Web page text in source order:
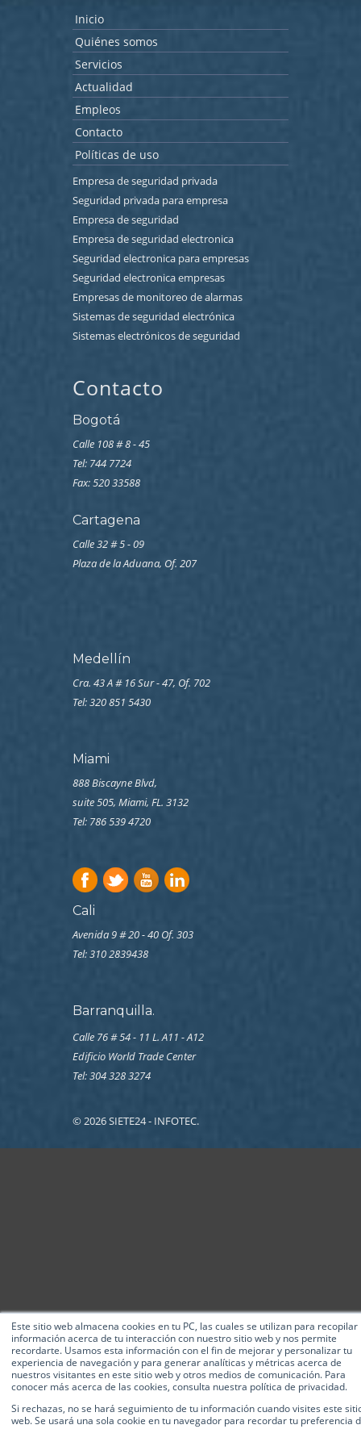
Este sitio web almacena cookies en tu PC, las cuales se utilizan para recopilar
información acerca de tu interacción con nuestro sitio web y nos permite
recordarte. Usamos esta información con el fin de mejorar y personalizar tu
experiencia de navegación y para generar analíticas y métricas acerca de
nuestros visitantes en este sitio web y otros medios de comunicación. Para
conocer más acerca de las cookies, consulta nuestra política de privacidad.
Si rechazas, no se hará seguimiento de tu información cuando visites este
web. Se usará una sola cookie en tu navegador para recordar tu preferencia
Inicio
Quiénes somos
Servicios
Actualidad
Empleos
Contacto
Políticas de uso
Empresa de seguridad privada
Seguridad privada para empresa
Empresa de seguridad
Empresa de seguridad electronica
Seguridad electronica para empresas
Seguridad electronica empresas
Empresas de monitoreo de alarmas
Sistemas de seguridad electrónica
Sistemas electrónicos de seguridad
Contacto
Bogotá
Calle 108 # 8 - 45
Tel: 744 7724
Fax: 520 33588
Cartagena
Calle 32 # 5 - 09
Plaza de la Aduana, Of. 207
Medellín
Cra. 43 A # 16 Sur - 47, Of. 702
Tel: 320 851 5430
Miami
888 Biscayne Blvd,
suite 505, Miami, FL. 3132
Tel: 786 539 4720
Cali
Avenida 9 # 20 - 40 Of. 303
Tel:310 2839438
Barranquilla.
Calle 76 # 54 - 11 L. A11 - A12
Edificio World Trade Center
Tel: 304 328 3274
© 2026 SIETE24 - INFOTEC.